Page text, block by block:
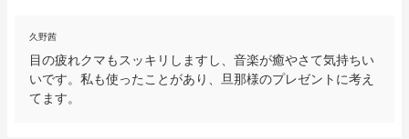
久野茜
目の疲れクマもスッキリしますし、音楽が癒やさて気持ちい
いです。私も使ったことがあり、旦那様のプレゼントに考え
てます。